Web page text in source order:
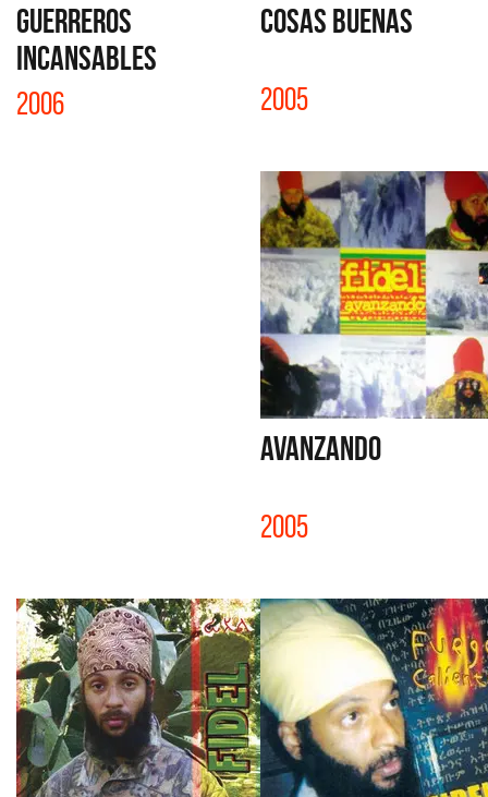
GUERREROS
INCANSABLES
2006
COSAS BUENAS
2005
AVANZANDO
2005